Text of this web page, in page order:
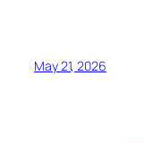
May 21, 2026